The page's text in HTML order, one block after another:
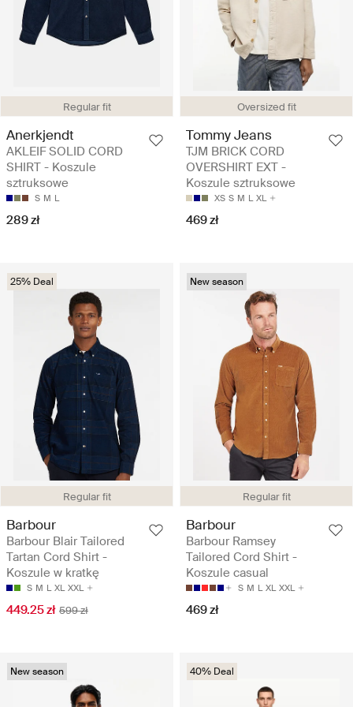
Regular fit
Anerkjendt
AKLEIF SOLID CORD
SHIRT - Koszule
sztruksowe
S M L
289 zł
Oversized fit
Tommy Jeans
TJM BRICK CORD
OVERSHIRT EXT -
Koszule sztruksowe
XS S M L XL
469 zł
Regular fit
25% Deal
Barbour
Barbour Blair Tailored
Tartan Cord Shirt -
Koszule w kratkę
S M L XL XXL
449.25 zł 599 zł
Regular fit
New season
Barbour
Barbour Ramsey
Tailored Cord Shirt -
Koszule casual
S M L XL XXL
469 zł
New season 40% Deal